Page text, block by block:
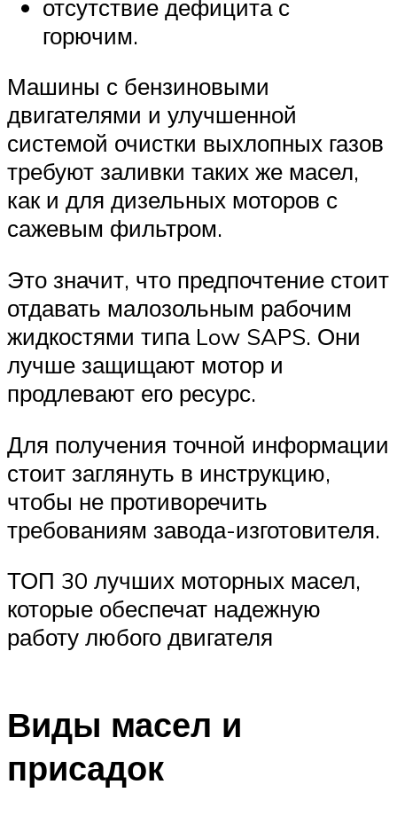
отсутствие дефицита с
горючим.
Машины с бензиновыми
двигателями и улучшенной
системой очистки выхлопных газов
требуют заливки таких же масел,
как и для дизельных моторов с
сажевым фильтром.
Это значит, что предпочтение стоит
отдавать малозольным рабочим
жидкостями типа Low SAPS. Они
лучше защищают мотор и
продлевают его ресурс.
Для получения точной информации
стоит заглянуть в инструкцию,
чтобы не противоречить
требованиям завода-изготовителя.
ТОП 30 лучших моторных масел,
которые обеспечат надежную
работу любого двигателя
Виды масел и
присадок